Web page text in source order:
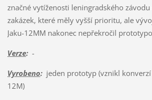
značné vytíženosti leningradského
zakázek, které měly vyšší prioritu, ale
Jaku-12MM nakonec nepřekročil
Verze:-
Vyrobeno:jeden prototyp (vznikl konverzí
12M)